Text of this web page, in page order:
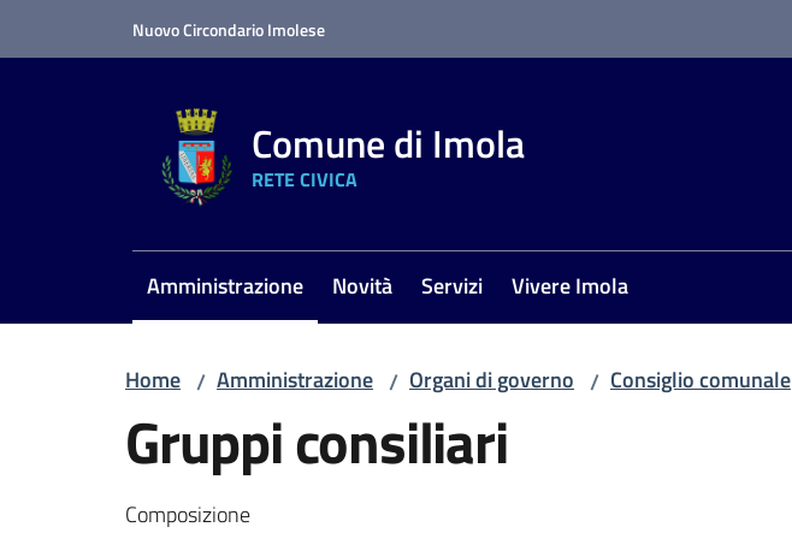
Nuovo Circondario Imolese
Comune di Imola
RETE CIVICA
Amministrazione
Menu selezionato Novità Servizi Vivere Imola
Home / Amministrazione / Organi di governo / Consiglio comunale
Gruppi consiliari
Composizione